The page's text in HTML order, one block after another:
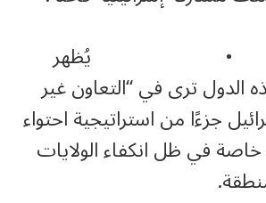
الدول ترى في “التعاون غير
جزءًا من استراتيجية احتواء
خاصة في ظل انكفاء الولايات